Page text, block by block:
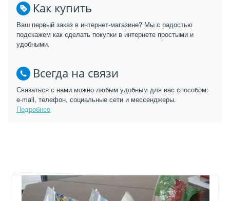
Как купить
Ваш первый заказ в интернет-магазине? Мы с радостью
подскажем как сделать покупки в интернете простыми и
удобными.
Всегда на связи
Связаться с нами можно любым удобным для вас способом:
e-mail, телефон, социальные сети и мессенджеры.
Подробнее